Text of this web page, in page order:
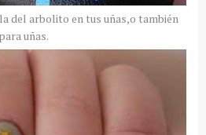
del arbolito en tus uñas,o también
uñas.